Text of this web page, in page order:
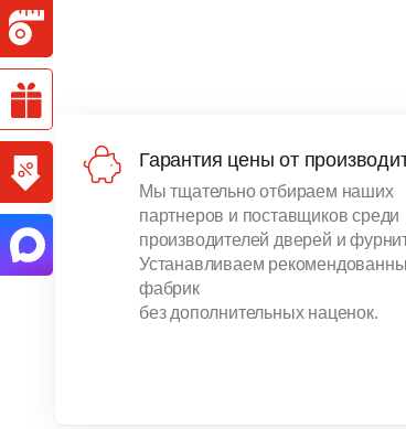
Гарантия цены от
Мы тщательно отбираем наших
партнеров и поставщиков среди
производителей дверей и
Устанавливаем
фабрик
без дополнительных наценок.